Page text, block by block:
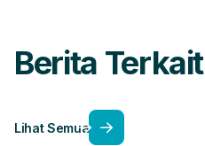
Berita Terkait
Lihat Semua